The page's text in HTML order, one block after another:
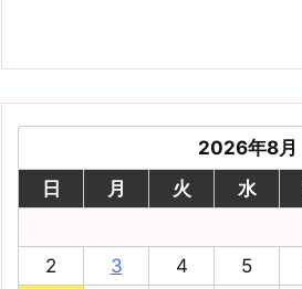
2026年8月
日
月 火 水
2
3 4 5